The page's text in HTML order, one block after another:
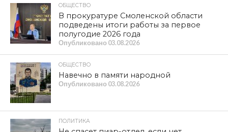
ОБЩЕСТВО
В прокуратуре Смоленской области
подведены итоги работы за первое
полугодие 2026 года
Опубликовано 03.08.2026
ОБЩЕСТВО
Навечно в памяти народной
Опубликовано 03.08.2026
ПОЛИТИКА